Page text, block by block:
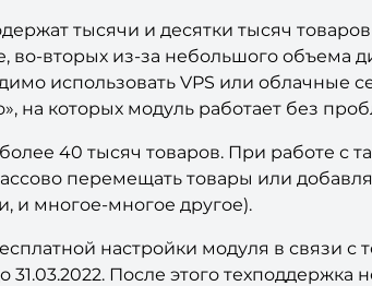
тысячи и десятки тысяч
во-вторых из-за небольшого
использовать VPS или облачные
на которых модуль работает без
40 тысяч товаров. При работе с
перемещать товары или
и многое-многое другое).
настройки модуля в связи с
После этого техподдержка